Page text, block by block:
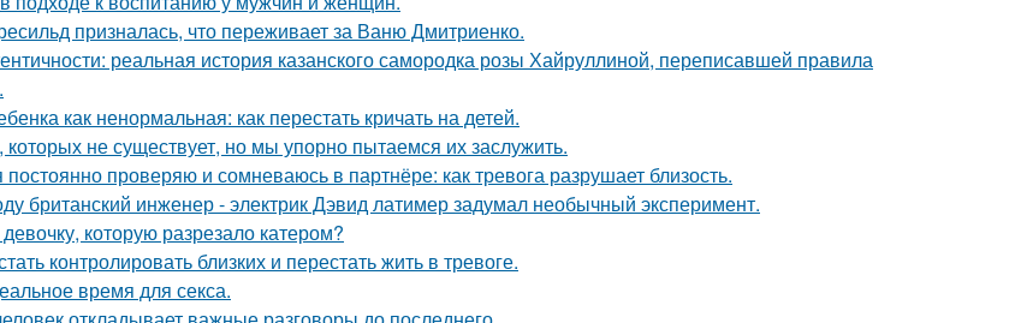
призналась, что переживает за Ваню Дмитриенко.
реальная история казанского самородка розы Хайруллиной, переписавшей правила
как ненормальная: как перестать кричать на детей.
не существует, но мы упорно пытаемся их заслужить.
проверяю и сомневаюсь в партнёре: как тревога разрушает близость.
британский инженер - электрик Дэвид латимер задумал необычный эксперимент.
которую разрезало катером?
контролировать близких и перестать жить в тревоге.
время для секса.